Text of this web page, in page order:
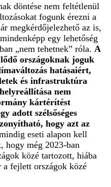
döntése nem feltétlenül
fogunk érezni a
megkérdőjelezhető az is,
egy lehetőség
„nem tehetnek” róla. A
országoknak joguk
hatásaiért,
és infrastruktúra
nem
kártérítést
adott szélsőséges
hogy azt az
eseti alapon kell
hogy még 2023-ban
közé tartozott, hiába
fejlett országok közé